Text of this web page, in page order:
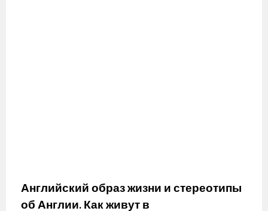
Английский образ жизни и стереотипы
об Англии. Как живут в